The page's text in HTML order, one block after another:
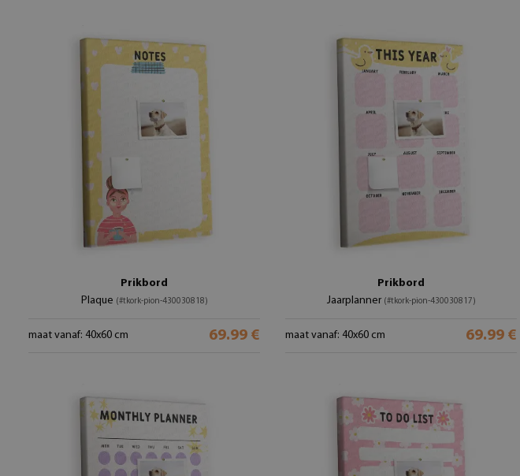
Prikbord
Plaque (#tkork-pion-430030818)
maat vanaf: 40x60 cm 69.99 €
Prikbord
Jaarplanner (#tkork-pion-430030817)
maat vanaf: 40x60 cm 69.99 €